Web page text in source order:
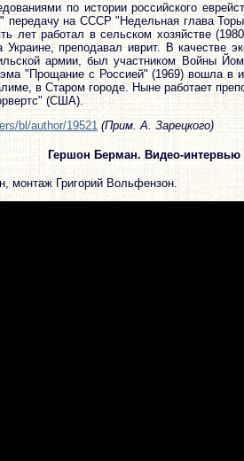
по истории российского
передачу на СССР "Недельная глава
лет работал в сельском хозяйстве
преподавал иврит. В качестве
армии, был участником Войны
"Прощание с Россией" (1969) вошла
Старом городе. Ныне работает
(США).
bl/author/19521 (Прим. А. Зарецкого)
Гершон Берман. Видео-интервью
монтаж Григорий Вольфензон.